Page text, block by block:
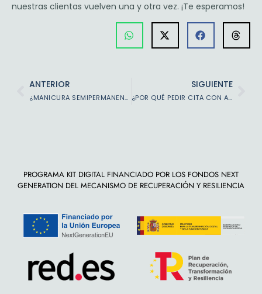
nuestras clientas vuelven una y otra vez. ¡Te esperamos!
ANTERIOR
¿MANICURA SEMIPERMANENTE O UÑAS DE GEL? DESCUBRE CUÁL ES LA MEJOR OPCIÓN PARA TI
SIGUIENTE
¿POR QUÉ PEDIR CITA CON ANTELACIÓN ES CLAVE PARA UNA BUENA EXPERIENCIA?
PROGRAMA KIT DIGITAL FINANCIADO POR LOS FONDOS NEXT
GENERATION DEL MECANISMO DE RECUPERACIÓN Y RESILIENCIA